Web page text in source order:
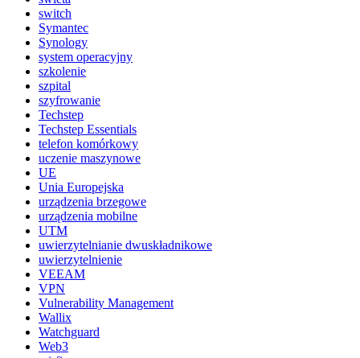
switch
Symantec
Synology
system operacyjny
szkolenie
szpital
szyfrowanie
Techstep
Techstep Essentials
telefon komórkowy
uczenie maszynowe
UE
Unia Europejska
urządzenia brzegowe
urządzenia mobilne
UTM
uwierzytelnianie dwuskładnikowe
uwierzytelnienie
VEEAM
VPN
Vulnerability Management
Wallix
Watchguard
Web3